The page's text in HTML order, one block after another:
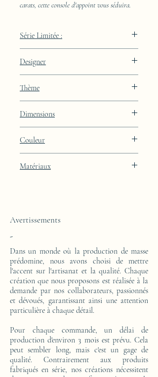
carats, cette console d'appoint vous séduira.
Série Limitée :
Designer
Thème
Dimensions
: 29cm
Couleur
intégration de feuille d'or 24k
Matériaux
Avertissements
-
Dans un monde où la production de masse
prédomine, nous avons choisi de mettre
l'accent sur l'artisanat et la qualité. Chaque
création que nous proposons est réalisée à la
demande par nos collaborateurs, passionnés
et dévoués, garantissant ainsi une attention
particulière à chaque détail.
Pour chaque commande, un délai de
production d'environ 3 mois est prévu. Cela
peut sembler long, mais c'est un gage de
qualité. Contrairement aux produits
fabriqués en série, nos créations nécessitent